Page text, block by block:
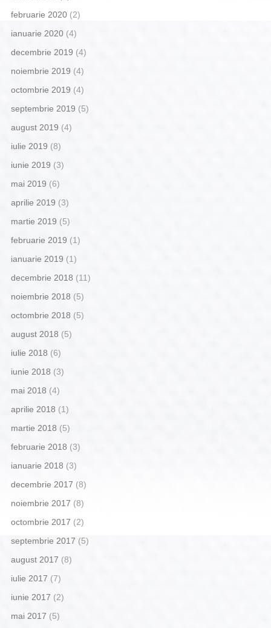
februarie 2020(2)
ianuarie 2020(4)
decembrie 2019 (4)
noiembrie 2019 (4)
octombrie 2019 (4)
septembrie 2019 (5)
august 2019 (4)
iulie 2019 (8)
iunie 2019 (3)
mai 2019 (6)
aprilie 2019 (3)
martie 2019 (5)
februarie 2019 (1)
ianuarie 2019 (1)
decembrie 2018 (11)
noiembrie 2018 (5)
octombrie 2018 (5)
august 2018 (5)
iulie 2018 (6)
iunie 2018 (3)
mai 2018 (4)
aprilie 2018 (1)
martie 2018 (5)
februarie 2018 (3)
ianuarie 2018 (3)
decembrie 2017 (8)
noiembrie 2017 (8)
octombrie 2017 (2)
septembrie 2017 (5)
august 2017 (8)
iulie 2017 (7)
iunie 2017 (2)
mai 2017 (5)